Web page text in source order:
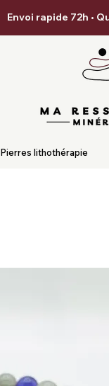
Envoi rapide 72h •
Pierres lithothérapie